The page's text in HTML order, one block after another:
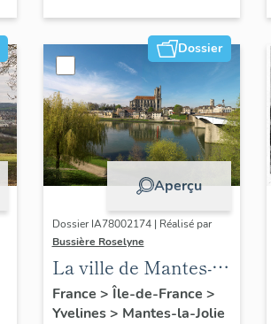
Dossier
Aperçu
Dossier IA78002174 | Réalisé par
Bussière Roselyne
La ville de Mantes-la-
Jolie
France > Île-de-France >
Yvelines> Mantes-la-Jolie